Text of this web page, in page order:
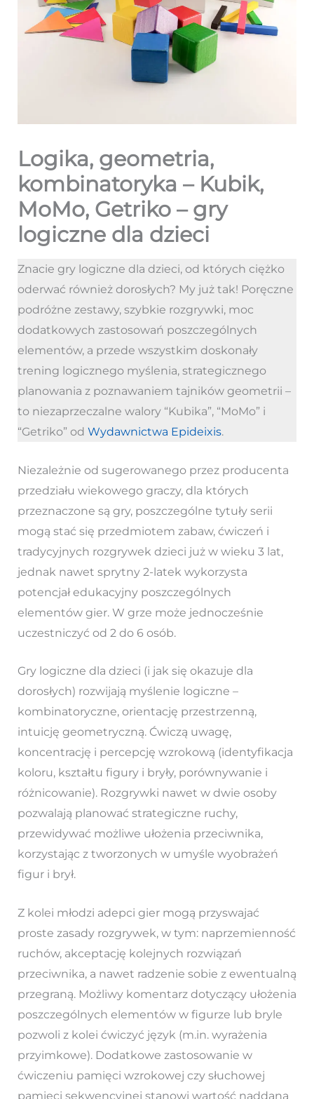
Logika, geometria,
kombinatoryka – Kubik,
MoMo, Getriko – gry
logiczne dla dzieci
Znacie gry logiczne dla dzieci, od których ciężko
oderwać również dorosłych? My już tak! Poręczne
podróżne zestawy, szybkie rozgrywki, moc
dodatkowych zastosowań poszczególnych
elementów, a przede wszystkim doskonały
trening logicznego myślenia, strategicznego
planowania z poznawaniem tajników geometrii –
to niezaprzeczalne walory “Kubika”, “MoMo” i
“Getriko” od Wydawnictwa Epideixis.
Niezależnie od sugerowanego przez producenta
przedziału wiekowego graczy, dla których
przeznaczone są gry, poszczególne tytuły serii
mogą stać się przedmiotem zabaw, ćwiczeń i
tradycyjnych rozgrywek dzieci już w wieku 3 lat,
jednak nawet sprytny 2-latek wykorzysta
potencjał edukacyjny poszczególnych
elementów gier. W grze może jednocześnie
uczestniczyć od 2 do 6 osób.
Gry logiczne dla dzieci (i jak się okazuje dla
dorosłych) rozwijają myślenie logiczne –
kombinatoryczne, orientację przestrzenną,
intuicję geometryczną. Ćwiczą uwagę,
koncentrację i percepcję wzrokową (identyfikacja
koloru, kształtu figury i bryły, porównywanie i
różnicowanie). Rozgrywki nawet w dwie osoby
pozwalają planować strategiczne ruchy,
przewidywać możliwe ułożenia przeciwnika,
korzystając z tworzonych w umyśle wyobrażeń
figur i brył.
Z kolei młodzi adepci gier mogą przyswajać
proste zasady rozgrywek, w tym: naprzemienność
ruchów, akceptację kolejnych rozwiązań
przeciwnika, a nawet radzenie sobie z ewentualną
przegraną. Możliwy komentarz dotyczący ułożenia
poszczególnych elementów w figurze lub bryle
pozwoli z kolei ćwiczyć język (m.in. wyrażenia
przyimkowe). Dodatkowe zastosowanie w
ćwiczeniu pamięci wzrokowej czy słuchowej
pamięci sekwencyjnej stanowi wartość naddaną